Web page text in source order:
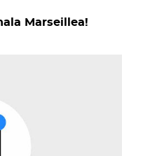
Marseillea!